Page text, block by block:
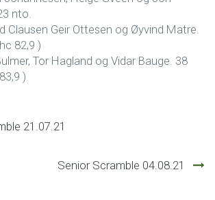
nto.
Clausen Geir Ottesen og Øyvind Matre.
82,9 )
Tor Hagland og Vidar Bauge. 38
)
21.07.21
Senior Scramble 04.08.21